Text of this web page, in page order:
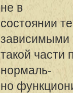
не в
состоянии
зависимыми
такой части
нормаль-
но